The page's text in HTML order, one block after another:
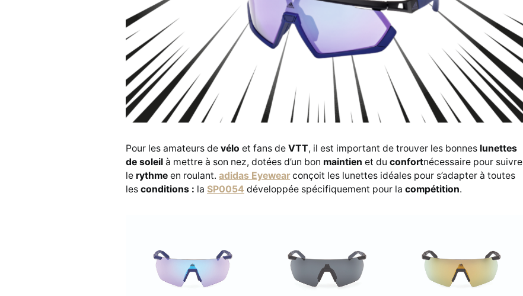
Pour les amateurs de vélo et fans de VTT, il est important de trouver les bonnes lunettes
de soleil à mettre à son nez, dotées d’un bon maintien et du confortnécessaire pour suivre
le rythme en roulant. adidas Eyewear conçoit les lunettes idéales pour s’adapter à toutes
les conditions : la SP0054 développée spécifiquement pour la compétition.